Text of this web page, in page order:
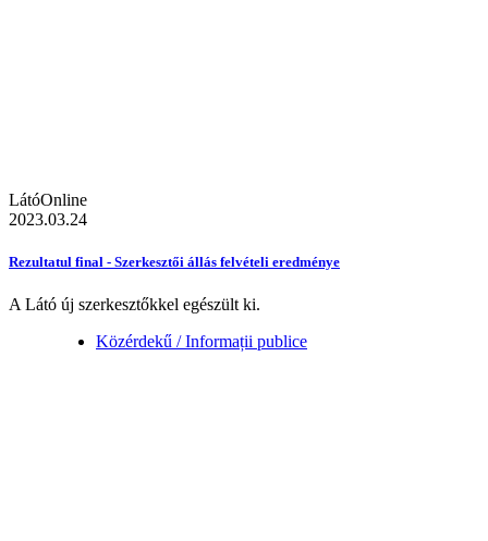
LátóOnline
2023.03.24
Rezultatul final - Szerkesztői állás felvételi eredménye
A Látó új szerkesztőkkel egészült ki.
Közérdekű / Informații publice